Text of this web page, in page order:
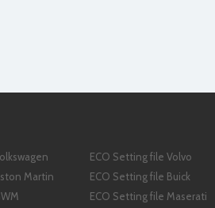
ECO Setting file Volvo
Martin
ECO Setting file Buick
ECO Setting file Maserati